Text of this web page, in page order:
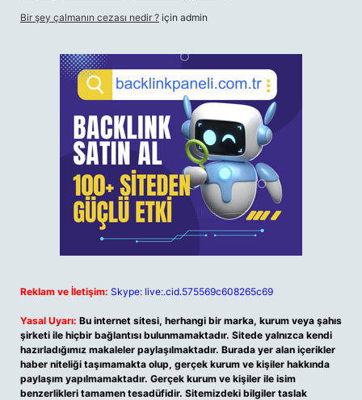
Bir şey çalmanın cezası nedir ? için admin
Reklam ve İletişim: Skype: live:.cid.575569c608265c69
Yasal Uyarı: Bu internet sitesi, herhangi bir marka, kurum veya şahıs
şirketi ile hiçbir bağlantısı bulunmamaktadır. Sitede yalnızca kendi
hazırladığımız makaleler paylaşılmaktadır. Burada yer alan içerikler
haber niteliği taşımamakta olup, gerçek kurum ve kişiler hakkında
paylaşım yapılmamaktadır. Gerçek kurum ve kişiler ile isim
benzerlikleri tamamen tesadüfidir. Sitemizdeki bilgiler taslak